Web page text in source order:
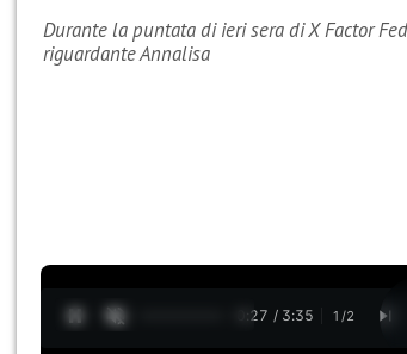
Durante la puntata di ieri sera di X Factor
riguardante Annalisa
0:27 / 3:35 1 /2